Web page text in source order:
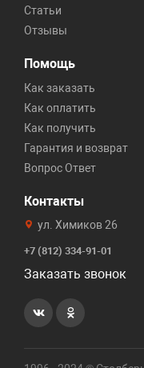
Статьи
Отзывы
Помощь
Как заказать
Как оплатить
Как получить
Гарантия и возврат
Вопрос Ответ
Контакты
ул. Химиков 26
+7 (812) 334-91-01
Заказать звонок